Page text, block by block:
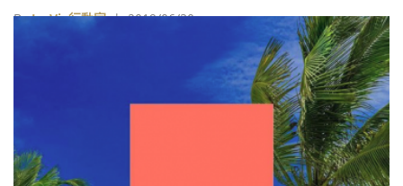
態的「Glowing，Glowing，Gone」計畫的代表色，則
揭示珊瑚死亡前發出的絢爛螢光色調。
ByLa Vie行動家| 2019/06/30